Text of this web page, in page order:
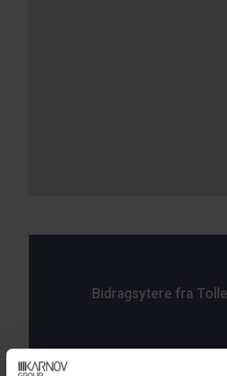
Bidragsytere fra